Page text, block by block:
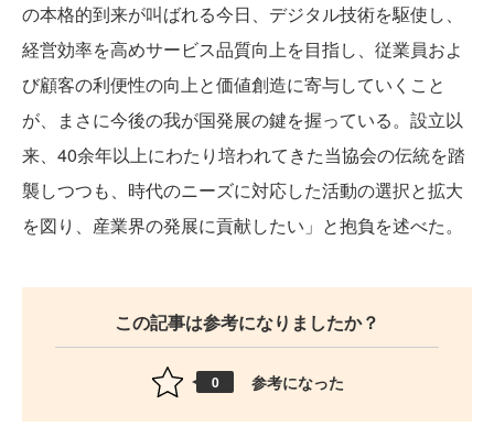
の本格的到来が叫ばれる今日、デジタル技術を駆使し、
経営効率を高めサービス品質向上を目指し、従業員およ
び顧客の利便性の向上と価値創造に寄与していくこと
が、まさに今後の我が国発展の鍵を握っている。設立以
来、40余年以上にわたり培われてきた当協会の伝統を踏
襲しつつも、時代のニーズに対応した活動の選択と拡大
を図り、産業界の発展に貢献したい」と抱負を述べた。
この記事は参考になりましたか？
0 参考になった